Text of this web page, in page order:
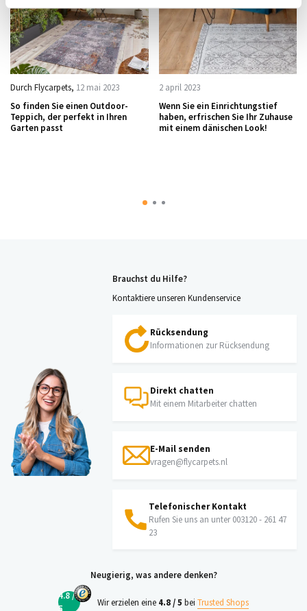
Durch Flycarpets, 12 mai 2023
So finden Sie einen Outdoor-
Teppich, der perfekt in Ihren
Garten passt
2 april 2023
Wenn Sie ein Einrichtungstief
haben, erfrischen Sie Ihr Zuhause
mit einem dänischen Look!
Brauchst du Hilfe?
Kontaktiere unseren Kundenservice
Rücksendung
Informationen zur Rücksendung
Direkt chatten
Mit einem Mitarbeiter chatten
E-Mail senden
vragen@flycarpets.nl
Telefonischer Kontakt
Rufen Sie uns an unter 003120 - 261 47
23
Neugierig, was andere denken?
4.8 /
5
Wir erzielen eine 4.8 / 5 bei Trusted Shops